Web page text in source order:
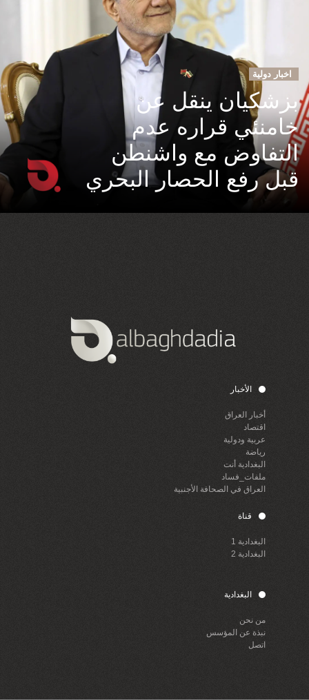
اخبار دولية
بزشكيان ينقل عن
خامنئي قراره عدم
التفاوض مع واشنطن
قبل رفع الحصار البحري
الأخبار
أخبار العراق
اقتصاد
عربية ودولية
رياضة
البغدادية أنت
ملفات_فساد
العراق في الصحافة الأجنبية
قناة
البغدادية 1
البغدادية 2
البغدادية
من نحن
نبذة عن المؤسس
اتصل